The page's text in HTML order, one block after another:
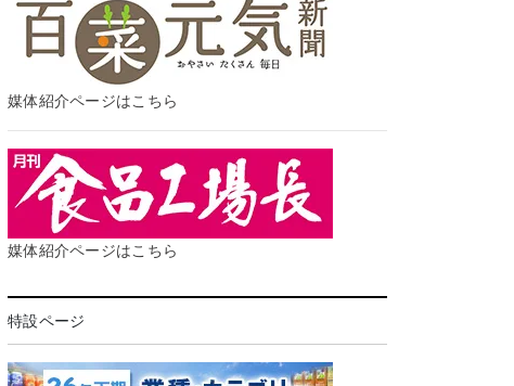
媒体紹介ページはこちら
媒体紹介ページはこちら
特設ページ